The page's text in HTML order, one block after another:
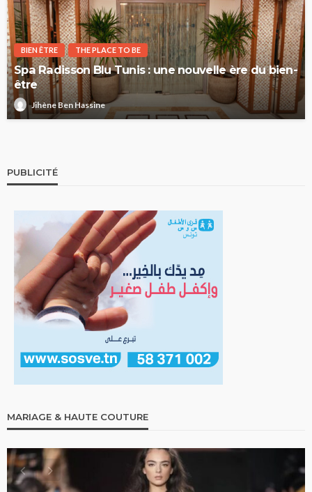
BIEN ÊTRE THE PLACE TO BE
Spa Radisson Blu Tunis : une nouvelle ère du bien-
être
Jihène Ben Hassine
PUBLICITÉ
MARIAGE & HAUTE COUTURE